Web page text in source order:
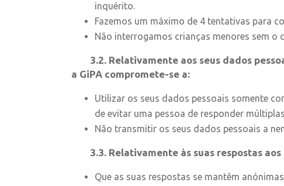
inquérito.
Fazemos um máximo de 4 tentativas para
Não interrogamos crianças menores sem o
3.2. Relativamente aos seus dados
a GiPA compromete-se a:
Utilizar os seus dados pessoais somente
de evitar uma pessoa de responder
Não transmitir os seus dados pessoais a
3.3. Relativamente às suas respostas aos
Que as suas respostas se mantêm